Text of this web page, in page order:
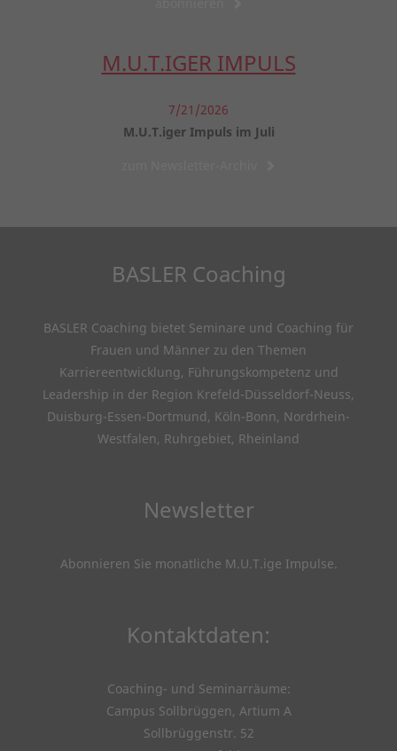
M.U.T.IGER IMPULS
7/21/2026
M.U.T.iger Impuls im Juli
BASLER Coaching
BASLER Coaching bietet Seminare und Coaching für
Frauen und Männer zu den Themen
Karriereentwicklung, Führungskompetenz und
Leadership in der Region Krefeld-Düsseldorf-Neuss,
Duisburg-Essen-Dortmund, Köln-Bonn, Nordrhein-
Westfalen, Ruhrgebiet, Rheinland
Newsletter
Abonnieren Sie monatliche M.U.T.ige Impulse
Kontaktdaten:
Coaching- und Seminarräume:
Campus Sollbrüggen, Artium A
Sollbrüggenstr. 52